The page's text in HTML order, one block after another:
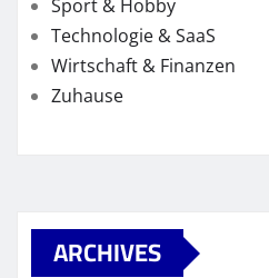
Sport & Hobby
Technologie & SaaS
Wirtschaft & Finanzen
Zuhause
ARCHIVES